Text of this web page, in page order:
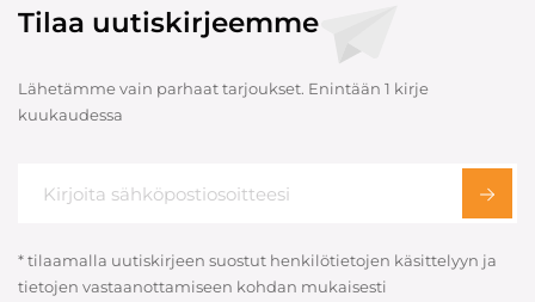
Tilaa uutiskirjeemme
Lähetämme vain parhaat tarjoukset. Enintään 1 kirje
kuukaudessa
* tilaamalla uutiskirjeen suostut henkilötietojen käsittelyyn ja
tietojen vastaanottamiseen kohdan mukaisesti